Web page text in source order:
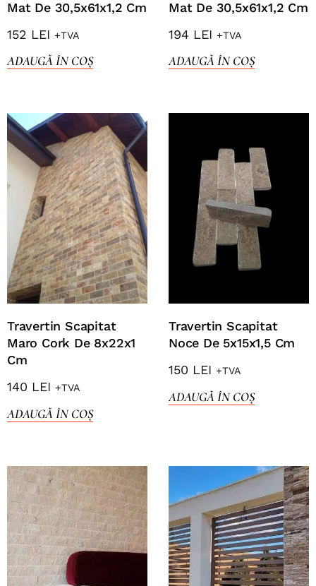
Mat De 30,5x61x1,2 Cm
152 LEI +TVA
ADAUGĂ ÎN COȘ
Mat De 30,5x61x1,2 Cm
194 LEI +TVA
ADAUGĂ ÎN COȘ
Travertin Scapitat
Maro Cork De 8x22x1
Cm
140 LEI +TVA
ADAUGĂ ÎN COȘ
Travertin Scapitat
Noce De 5x15x1,5 Cm
150 LEI +TVA
ADAUGĂ ÎN COȘ